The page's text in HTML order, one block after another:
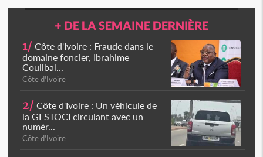
+ DE LA SEMAINE DERNIÈRE
1/ Côte d'Ivoire : Fraude dans le
domaine foncier, Ibrahime
Coulibal...
Côte d'Ivoire
2/ Côte d'Ivoire : Un véhicule de
la GESTOCI circulant avec un
numér...
Côte d'Ivoire